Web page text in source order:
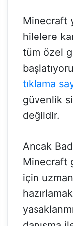
Minecraft
hilelere
tüm özel
tıklama
güvenlik
değildir.
Ancak
Minecraft
için